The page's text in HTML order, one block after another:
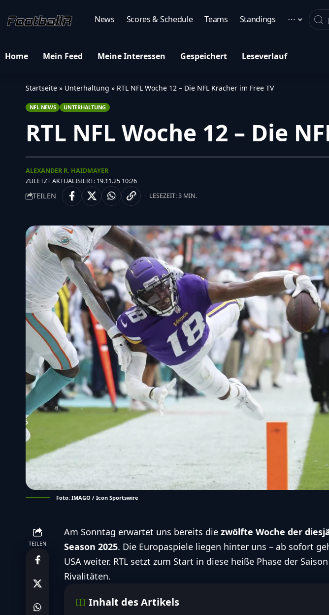
News Scores & Schedule Teams Standings ⋯
Home Mein Feed Meine Interessen Gespeichert Leseverlauf
Startseite » Unterhaltung » RTL NFL Woche 12 – Die NFL Kracher im Free TV
NFL NEWS UNTERHALTUNG
RTL NFL Woche 12 – Die
ZULETZT AKTUALISIERT: 19.11.25 10:26
ALEXANDER R. HAIDMAYER
TEILEN LESEZEIT: 3 MIN.
Foto: IMAGO / Icon Sportswire
TEILEN
Am Sonntag erwartet uns bereits die zwölfte Woche der
Season 2025. Die Europaspiele liegen hinter uns – ab sofort
USA weiter. RTL setzt zum Start in diese heiße Phase der
Rivalitäten.
Inhalt des Artikels